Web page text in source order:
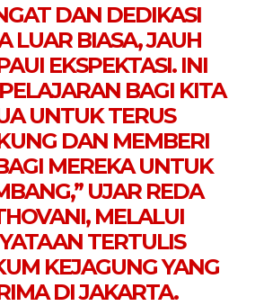
DAN DEDIKASI
LUAR BIASA, JAUH
EKSPEKTASI. INI
BAGI KITA
UNTUK TERUS
DAN MEMBERI
MEREKA UNTUK
UJAR REDA
MELALUI
TERTULIS
KEJAGUNG YANG
DI JAKARTA.